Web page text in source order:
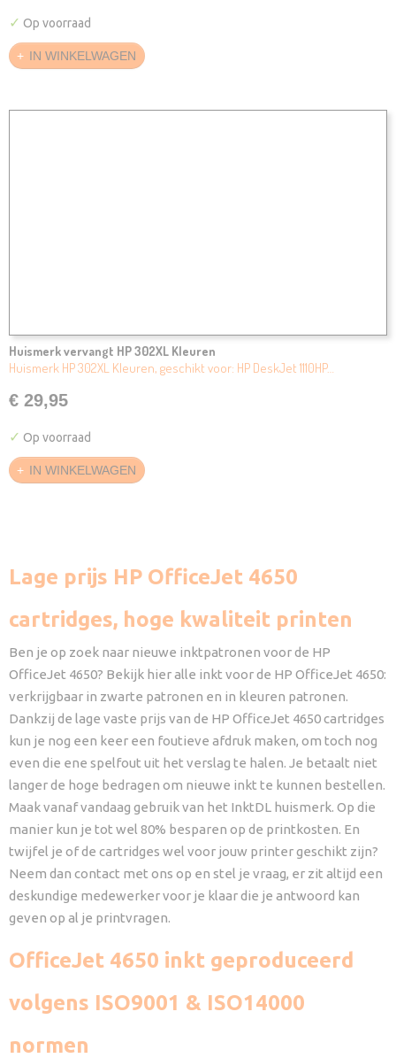
✓ Op voorraad
IN WINKELWAGEN
Huismerk vervangt HP 302XL Kleuren
Huismerk HP 302XL Kleuren, geschikt voor: HP DeskJet 1110HP…
€ 29,95
✓ Op voorraad
IN WINKELWAGEN
Lage prijs HP OfficeJet 4650
cartridges, hoge kwaliteit printen
Ben je op zoek naar nieuwe inktpatronen voor de HP
OfficeJet 4650? Bekijk hier alle inkt voor de HP OfficeJet 4650:
verkrijgbaar in zwarte patronen en in kleuren patronen.
Dankzij de lage vaste prijs van de HP OfficeJet 4650 cartridges
kun je nog een keer een foutieve afdruk maken, om toch nog
even die ene spelfout uit het verslag te halen. Je betaalt niet
langer de hoge bedragen om nieuwe inkt te kunnen bestellen.
Maak vanaf vandaag gebruik van het InktDL huismerk. Op die
manier kun je tot wel 80% besparen op de printkosten. En
twijfel je of de cartridges wel voor jouw printer geschikt zijn?
Neem dan contact met ons op en stel je vraag, er zit altijd een
deskundige medewerker voor je klaar die je antwoord kan
geven op al je printvragen.
OfficeJet 4650 inkt geproduceerd
volgens ISO9001 & ISO14000
normen